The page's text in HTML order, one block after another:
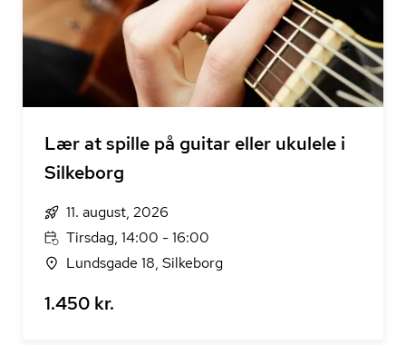
Lær at spille på guitar eller ukulele i
Silkeborg
11. august, 2026
Tirsdag, 14:00 - 16:00
Lundsgade 18, Silkeborg
1.450 kr.